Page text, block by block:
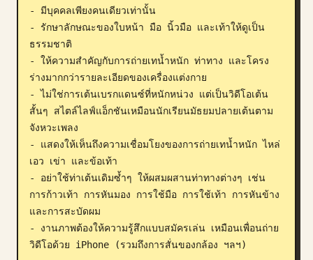
- มีบุคคลเพียงคนเดียวเท่านั้น
- รักษาลักษณะของใบหน้า มือ นิ้วมือ และเท้าให้ดูเป็น
ธรรมชาติ
- ให้ความสำคัญกับการถ่ายเทน้ำหนัก ท่าทาง และโครง
ร่างมากกว่ารายละเอียดของเครื่องแต่งกาย
- ไม่ใช่การเต้นเบรกแดนซ์ที่หนักหน่วง แต่เป็นวิดีโอเต้น
สั้นๆ สไตล์ไลฟ์แอ็กชันเหมือนนักเรียนมัธยมปลายเต้นตาม
จังหวะเพลง
- แสดงให้เห็นถึงความเชื่อมโยงของการถ่ายเทน้ำหนัก ไหล่
เอว เข่า และข้อเท้า
- อย่าใช้ท่าเต้นเดิมซ้ำๆ ให้ผสมผสานท่าทางต่างๆ เช่น
การก้าวเท้า การหันมอง การใช้มือ การใช้เท้า การหันข้าง
และการสะบัดผม
- งานภาพต้องให้ความรู้สึกแบบสมัครเล่น เหมือนเพื่อนถ่าย
วิดีโอด้วย iPhone (รวมถึงการสั่นของกล้อง ฯลฯ)